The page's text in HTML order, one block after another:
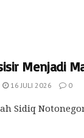
Menjadi
16 JULI 2026 0
Sidiq